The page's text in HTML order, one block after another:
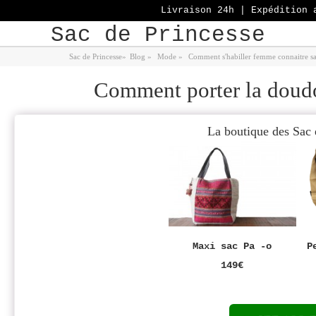
Sac de Princesse
Sac de Princesse» Blog » Mode » Comment s'habiller femme connaitre
Comment porter la
La boutique des
Maxi sac Pa -o
149€
Livraison 24h | Expédition